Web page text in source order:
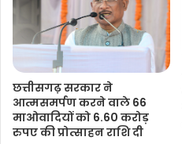
छत्तीसगढ़ सरकार ने
आत्मसमर्पण करने वाले 66
माओवादियों को 6.60 करोड़
रुपए की प्रोत्साहन राशि दी